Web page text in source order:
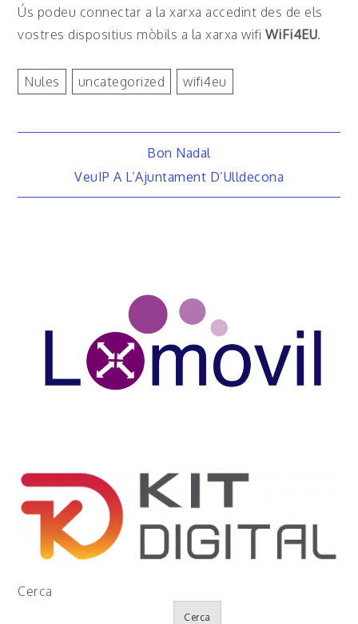
Ús podeu connectar a la xarxa accedint des de els
vostres dispositius mòbils a la xarxa wifi WiFi4EU.
Nules Uncategorized Wifi4eu
Navegació
d'entrades
Bon Nadal
VeuIP A L’Ajuntament D’Ulldecona
Cerca
Cerca